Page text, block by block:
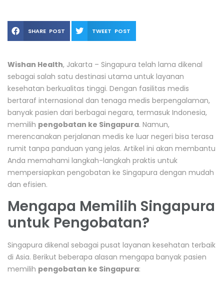
SHARE POST TWEET POST
Wishan Health, Jakarta – Singapura telah lama dikenal
sebagai salah satu destinasi utama untuk layanan
kesehatan berkualitas tinggi. Dengan fasilitas medis
bertaraf internasional dan tenaga medis berpengalaman,
banyak pasien dari berbagai negara, termasuk Indonesia,
memilih pengobatan ke Singapura. Namun,
merencanakan perjalanan medis ke luar negeri bisa terasa
rumit tanpa panduan yang jelas. Artikel ini akan membantu
Anda memahami langkah-langkah praktis untuk
mempersiapkan pengobatan ke Singapura dengan mudah
dan efisien.
Mengapa Memilih Singapura
untuk Pengobatan?
Singapura dikenal sebagai pusat layanan kesehatan terbaik
di Asia. Berikut beberapa alasan mengapa banyak pasien
memilih pengobatan ke Singapura: